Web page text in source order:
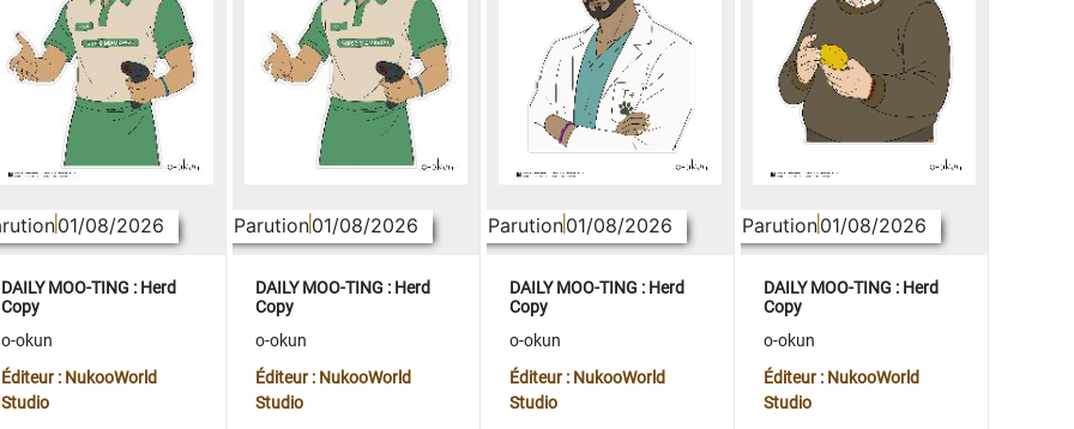
01/08/2026
DAILY MOO-TING : Herd
Copy
o-okun
Éditeur : NukooWorld
Studio
Parution01/08/2026
DAILY MOO-TING : Herd
Copy
o-okun
Éditeur : NukooWorld
Studio
Parution01/08/2026
DAILY MOO-TING : Herd
Copy
o-okun
Éditeur : NukooWorld
Studio
Parution01/08/2026
DAILY MOO-TING : Herd
Copy
o-okun
Éditeur : NukooWorld
Studio